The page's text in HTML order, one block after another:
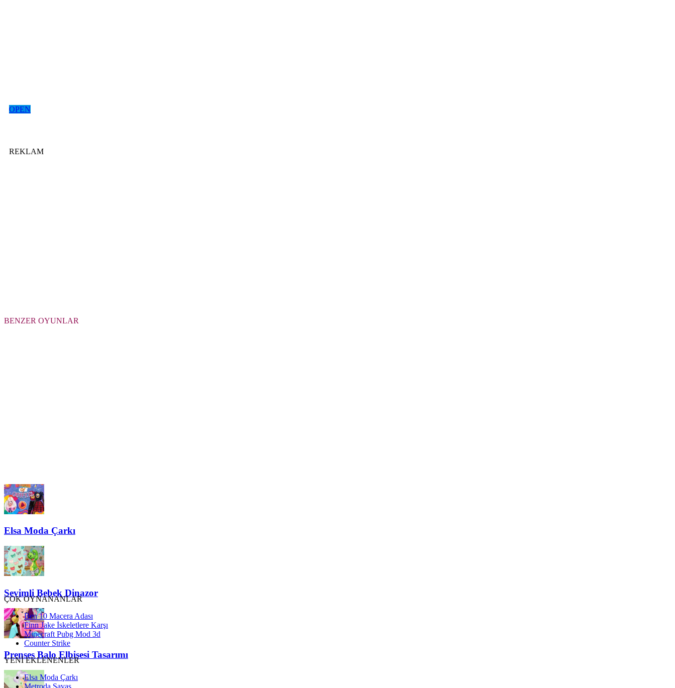
OPEN
REKLAM
BENZER OYUNLAR
Elsa Moda Çarkı
Sevimli Bebek Dinazor
Prenses Balo Elbisesi Tasarımı
ÇOK OYNANANLAR
Ben 10 Macera Adası
Finn Jake İskeletlere Karşı
Minecraft Pubg Mod 3d
Counter Strike
YENİ EKLENENLER
Elsa Moda Çarkı
Metroda Savaş